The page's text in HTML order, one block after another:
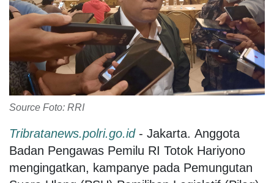
Source Foto: RRI
Tribratanews.polri.go.id - Jakarta. Anggota
Badan Pengawas Pemilu RI Totok Hariyono
mengingatkan, kampanye pada Pemungutan